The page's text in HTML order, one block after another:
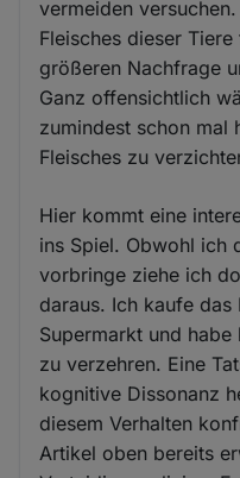
vermeiden
Fleisches dieser
größeren Nachfrage
Ganz offensichtlich
zumindest schon mal
Fleisches zu
Hier kommt eine
ins Spiel. Obwohl ich
vorbringe ziehe ich
daraus. Ich kaufe das
Supermarkt und
zu verzehren. Eine
kognitive Dissonanz
diesem Verhalten
Artikel oben bereits